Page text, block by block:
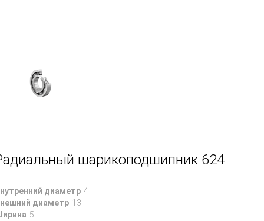
шарикоподшипник 624
диаметр 4
диаметр 13
5